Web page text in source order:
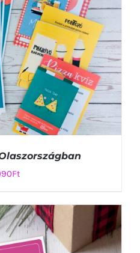
/
/
Ft